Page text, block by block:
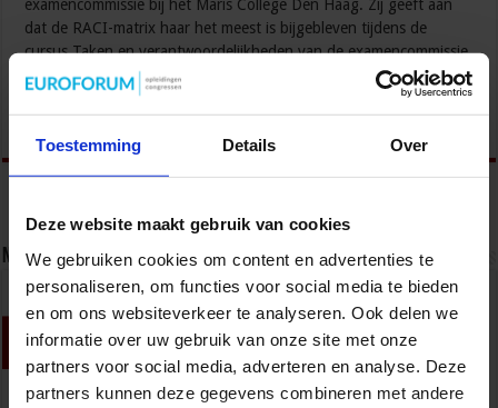
Toestemming Details Over
Deze website maakt gebruik van cookies
We gebruiken cookies om content en advertenties te
personaliseren, om functies voor social media te bieden
en om ons websiteverkeer te analyseren. Ook delen we
informatie over uw gebruik van onze site met onze
partners voor social media, adverteren en analyse. Deze
partners kunnen deze gegevens combineren met andere
examencommissie bij het Maris College Den Haag. Zij geeft aan
dat de RACI-matrix haar het meest is bijgebleven tijdens de
cursus Taken en verantwoordelijkheden van de examencommissie
in het VO van SBO. …
Lees verder »
Nieuwsbrief